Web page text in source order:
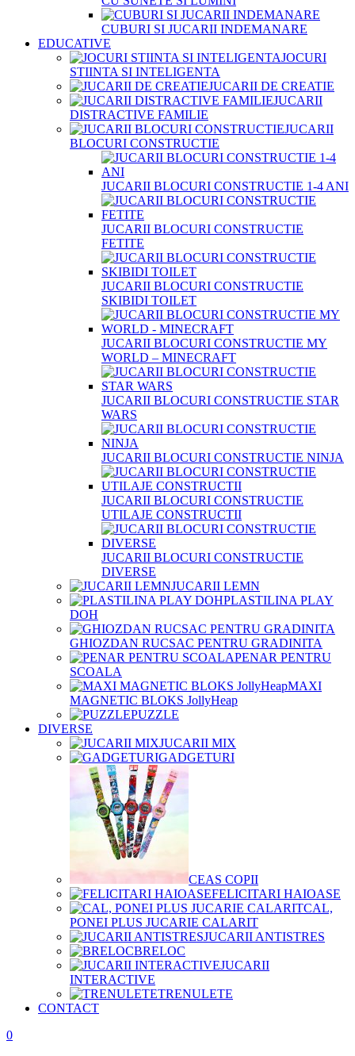
CUBURI SI JUCARII INDEMANARE
EDUCATIVE
JOCURI
STIINTA SI INTELIGENTA
JUCARII DE CREATIE
JUCARII
DISTRACTIVE FAMILIE
JUCARII
BLOCURI CONSTRUCTIE
JUCARII BLOCURI CONSTRUCTIE 1-4 ANI
JUCARII BLOCURI CONSTRUCTIE
FETITE
JUCARII BLOCURI CONSTRUCTIE
SKIBIDI TOILET
JUCARII BLOCURI CONSTRUCTIE MY
WORLD – MINECRAFT
JUCARII BLOCURI CONSTRUCTIE STAR
WARS
JUCARII BLOCURI CONSTRUCTIE NINJA
JUCARII BLOCURI CONSTRUCTIE
UTILAJE CONSTRUCTII
JUCARII BLOCURI CONSTRUCTIE
DIVERSE
JUCARII LEMN
PLASTILINA PLAY
DOH
GHIOZDAN RUCSAC PENTRU GRADINITA
PENAR PENTRU
SCOALA
MAXI
MAGNETIC BLOKS JollyHeap
PUZZLE
DIVERSE
JUCARII MIX
GADGETURI
CEAS COPII
FELICITARI HAIOASE
CAL,
PONEI PLUS JUCARIE CALARIT
JUCARII ANTISTRES
BRELOC
JUCARII
INTERACTIVE
TRENULETE
CONTACT
0